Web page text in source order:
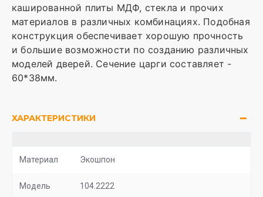
кашированной плиты МДФ, стекла и прочих
материалов в различных комбинациях. Подобная
конструкция обеспечивает хорошую прочность
и большие возможности по созданию различных
моделей дверей. Сечение царги составляет -
60*38мм.
ХАРАКТЕРИСТИКИ
Материал Экошпон
Модель 104.2222